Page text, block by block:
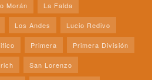
Morán La Falda
Los Andes Lucio Redivo
Primera Primera División
San Lorenzo